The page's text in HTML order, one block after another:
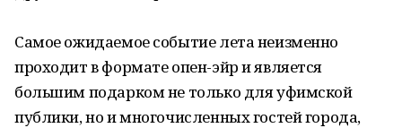
Самое ожидаемое событие лета неизменно
проходит в формате опен-эйр и является
большим подарком не только для уфимской
публики, но и многочисленных гостей города,